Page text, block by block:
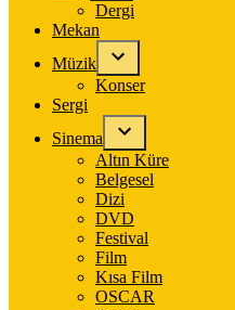
Dergi
Mekan
Müzik
Konser
Sergi
Sinema
Altın Küre
Belgesel
Dizi
DVD
Festival
Film
Kısa Film
OSCAR